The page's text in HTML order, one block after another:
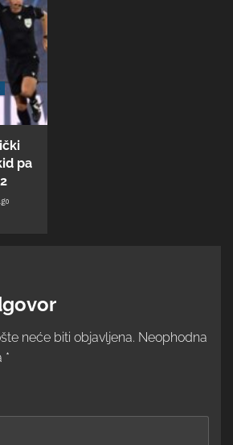
pa
neće biti objavljena. Neophodna
*